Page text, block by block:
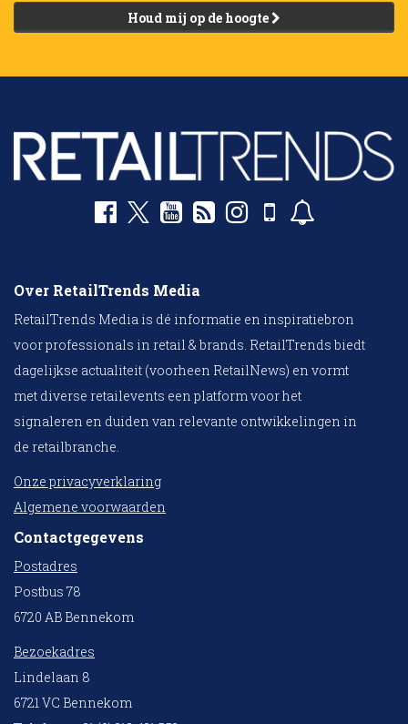
Houd mij op de hoogte
Over RetailTrends Media
RetailTrends Media is dé informatie en inspiratiebron
voor professionals in retail & brands. RetailTrends biedt
dagelijkse actualiteit (voorheen RetailNews) en vormt
met diverse retailevents een platform voor het
signaleren en duiden van relevante ontwikkelingen in
de retailbranche.
Onze privacyverklaring
Algemene voorwaarden
Contactgegevens
Postadres
Postbus 78
6720 AB Bennekom
Bezoekadres
Lindelaan 8
6721 VC Bennekom